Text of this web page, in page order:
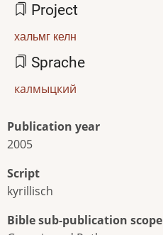
Project
хальмг келн
Sprache
калмыцкий
Publication year
2005
Script
kyrillisch
Bible sub-publication scope